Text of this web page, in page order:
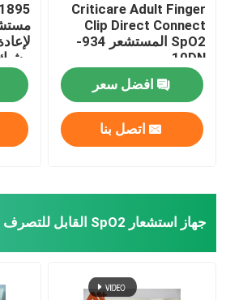
ضبط الجودة
اتصل بنا
أخبار
كابلات مراقبة المريض
Criticare Adult Finger
Clip Direct Connect
SpO2 المستشعر 934-
10DN
افضل سعر
اتصل بنا
جهاز استشعار SpO2 القابل للتصرف